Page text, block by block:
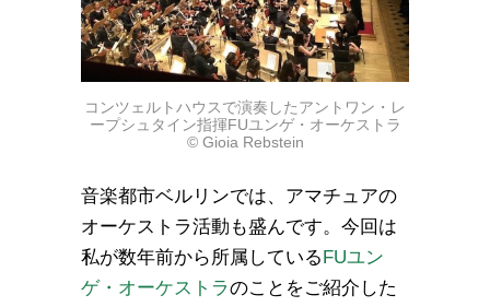
コンツェルトハウスで演奏したアントワン・レ
ープシュタイン指揮FUユンゲ・オーケストラ
© Gioia Rebstein
音楽都市ベルリンでは、アマチュアの
オーケストラ活動も盛んです。今回は
私が数年前から所属しているFUユン
ゲ・オーケストラのことをご紹介した